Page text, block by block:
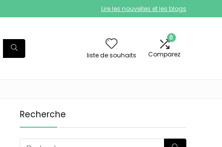
Lire les nouvelles et les blogs
liste de souhaits
0
Comparez
Recherche